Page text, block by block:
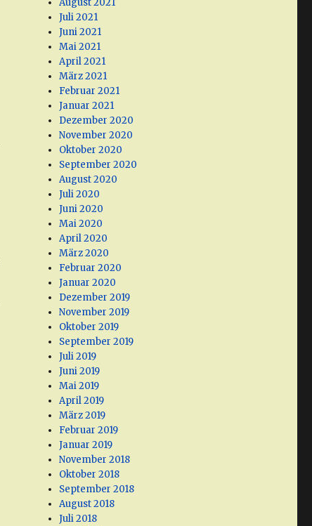
August 2021
Juli 2021
Juni 2021
Mai 2021
April 2021
März 2021
Februar 2021
Januar 2021
Dezember 2020
November 2020
Oktober 2020
September 2020
August 2020
Juli 2020
Juni 2020
Mai 2020
April 2020
März 2020
Februar 2020
Januar 2020
Dezember 2019
November 2019
Oktober 2019
September 2019
Juli 2019
Juni 2019
Mai 2019
April 2019
März 2019
Februar 2019
Januar 2019
November 2018
Oktober 2018
September 2018
August 2018
Juli 2018